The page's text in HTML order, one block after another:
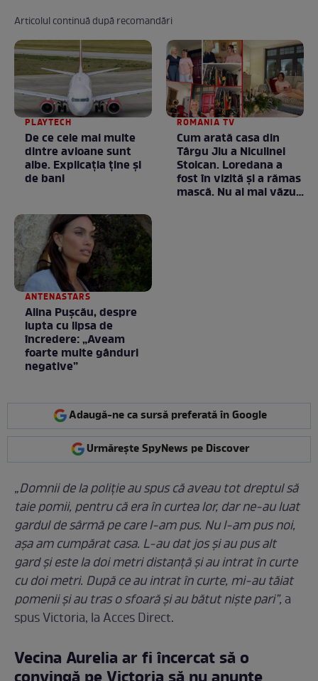
Articolul continuă după recomandări
PLAYTECH
De ce cele mai multe
dintre avioane sunt
albe. Explicația ține și
de bani
ROMANIA TV
Cum arată casa din
Târgu Jiu a Niculinei
Stoican. Loredana a
fost în vizită și a rămas
mască. Nu ai mai văzut
ANTENASTARS
Alina Pușcău, despre
lupta cu lipsa de
încredere: „Aveam
foarte multe gânduri
negative”
Adaugă-ne ca sursă preferată în Google
Urmărește SpyNews pe Discover
„Domnii de la poliție au spus că aveau tot dreptul să
taie pomii, pentru că era în curtea lor, dar ne-au luat
gardul de sârmă pe care l-am pus. Nu l-am pus noi,
așa am cumpărat casa. L-au dat jos și au pus alt
gard și este la doi metri distanță și au intrat în curte
cu doi metri. După ce au intrat în curte, mi-au tăiat
pomenii și au tras o sfoară și au bătut niște pari”,a
spus Victoria, la Acces Direct.
Vecina Aurelia ar fi încercat să o